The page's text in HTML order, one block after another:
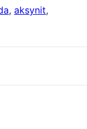
, aksynit,